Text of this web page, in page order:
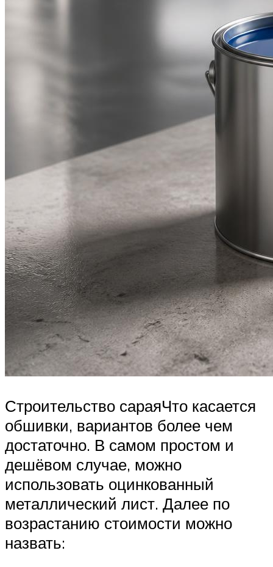
Строительство сараяЧто касается
обшивки, вариантов более чем
достаточно. В самом простом и
дешёвом случае, можно
использовать оцинкованный
металлический лист. Далее по
возрастанию стоимости можно
назвать: